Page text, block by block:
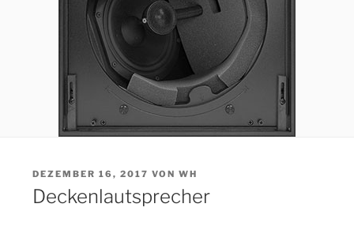
VERÖFFENTLICHT
AM
DEZEMBER 16, 2017 VONWH
Deckenlautsprecher